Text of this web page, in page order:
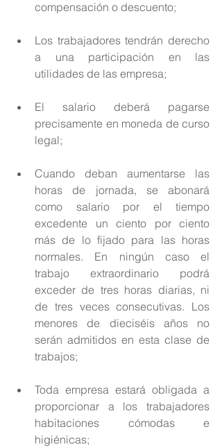
compensación o descuento;
Los trabajadores tendrán derecho
a una participación en las
utilidades de las empresa;
El salario deberá pagarse
precisamente en moneda de curso
legal;
Cuando deban aumentarse las
horas de jornada, se abonará
como salario por el tiempo
excedente un ciento por ciento
más de lo fijado para las horas
normales. En ningún caso el
trabajo extraordinario podrá
exceder de tres horas diarias, ni
de tres veces consecutivas. Los
menores de dieciséis años no
serán admitidos en esta clase de
trabajos;
Toda empresa estará obligada a
proporcionar a los trabajadores
habitaciones cómodas e
higiénicas;